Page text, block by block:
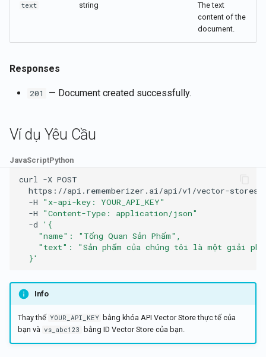
text string
The text
content of the
document.
Responses
201 — Document created successfully.
Ví dụ Yêu Cầu
JavaScriptPython
curl -X POST
https://api.rememberizer.ai/api/v1/vector-stores/
-H
"x-api-key: YOUR_API_KEY"
-H
"Content-Type: application/json"
-d
'{
    "name": "Tổng Quan Sản Phẩm",
"text": "Sản phẩm của chúng tôi là một giải
  }'
Info
Thay thế YOUR_API_KEY bằng khóa API Vector Store thực tế của
bạn và vs_abc123 bằng ID Vector Store của bạn.